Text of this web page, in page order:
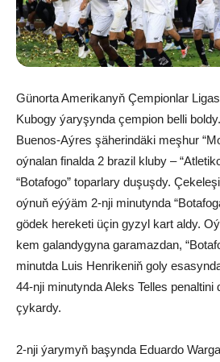
Günorta Amerikanyň Çempionlar
Kubogy ýaryşynda çempion belli
Buenos-Aýres şäherindäki meşhur
oýnalan finalda 2 brazil kluby –
“Botafogo” toparlary duşuşdy.
oýnuň eýýäm 2-nji minutynda
gödek hereketi üçin gyzyl kart aldy.
kem galandygyna garamazdan,
minutda Luis Henrikeniň goly
44-nji minutynda Aleks Telles
çykardy.
2-nji ýarymyň başynda Eduardo